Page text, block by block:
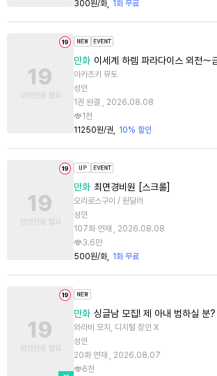
300원/화
1화 무료
만화 이세계 하렘 파라다이스 외전～금욕
아카츠키 뮤토
성인
1권 완결 , 2026.08.08
1천
11250원/권
10% 할인
만화 최면경비원 [스크롤]
오리로스구이 / 원달러
성인
107화 연재 , 2026.08.08
3.6만
500원/화
1화 무료
만화 싱글남 모집! 제 아내 범하실 분
와라비 모치, 디지털 장인 X
성인
20화 연재 , 2026.08.07
6천